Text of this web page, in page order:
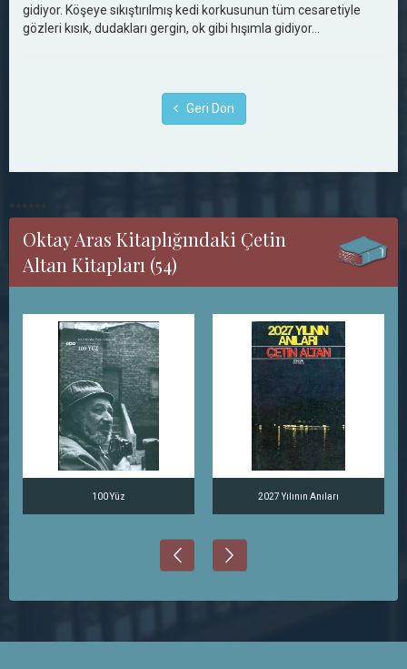
gidiyor. Köşeye sıkıştırılmış kedi korkusunun tüm cesaretiyle
gözleri kısık, dudakları gergin, ok gibi hışımla gidiyor...
Geri Dön
******
Oktay Aras Kitaplığındaki Çetin
Altan Kitapları (54)
100 Yüz 2027 Yılının Anıları